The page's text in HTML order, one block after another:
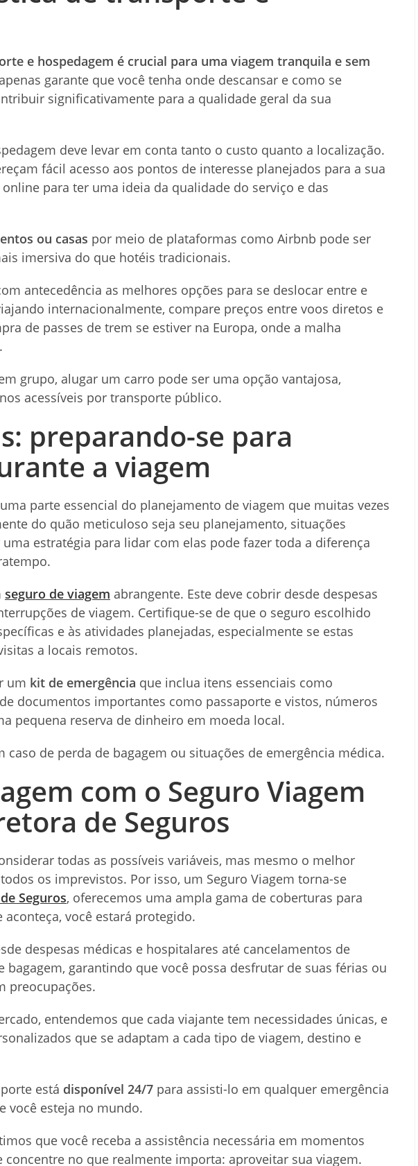
e hospedagem é crucial para uma viagem tranquila e sem
garante que você tenha onde descansar e como se
significativamente para a qualidade geral da sua
deve levar em conta tanto o custo quanto a localização.
fácil acesso aos pontos de interesse planejados para a sua
para ter uma ideia da qualidade do serviço e das
ou casas por meio de plataformas como Airbnb pode ser
imersiva do que hotéis tradicionais.
antecedência as melhores opções para se deslocar entre e
internacionalmente, compare preços entre voos diretos e
de passes de trem se estiver na Europa, onde a malha
grupo, alugar um carro pode ser uma opção vantajosa,
acessíveis por transporte público.
preparando-se para
a viagem
parte essencial do planejamento de viagem que muitas vezes
do quão meticuloso seja seu planejamento, situações
estratégia para lidar com elas pode fazer toda a diferença
seguro de viagem abrangente. Este deve cobrir desde despesas
de viagem. Certifique-se de que o seguro escolhido
e às atividades planejadas, especialmente se estas
a locais remotos.
um kit de emergência que inclua itens essenciais como
documentos importantes como passaporte e vistos, números
pequena reserva de dinheiro em moeda local.
caso de perda de bagagem ou situações de emergência médica.
com o Seguro Viagem
de Seguros
todas as possíveis variáveis, mas mesmo o melhor
os imprevistos. Por isso, um Seguro Viagem torna-se
Seguros, oferecemos uma ampla gama de coberturas para
você estará protegido.
despesas médicas e hospitalares até cancelamentos de
bagagem, garantindo que você possa desfrutar de suas férias ou
preocupações.
entendemos que cada viajante tem necessidades únicas, e
que se adaptam a cada tipo de viagem, destino e
está disponível 24/7 para assisti-lo em qualquer emergência
você esteja no mundo.
que você receba a assistência necessária em momentos
no que realmente importa: aproveitar sua viagem.